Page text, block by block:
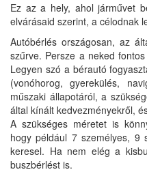
Ez az a hely, ahol járművet
elvárásaid szerint, a célodnak
Autóbérlés országosan, az
szűrve. Persze a neked
Legyen szó a bérautó
(vonóhorog, gyerekülés,
műszaki állapotáról, a
által kínált kedvezményekről,
A szükséges méretet is
hogy például 7 személyes, 9
keresel. Ha nem elég a
buszbérlést is.